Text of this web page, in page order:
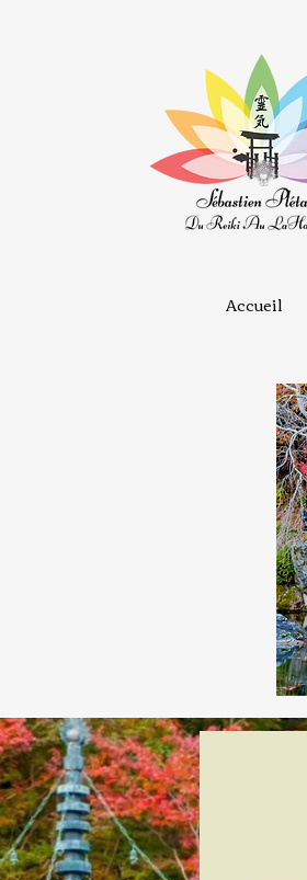
Accueil